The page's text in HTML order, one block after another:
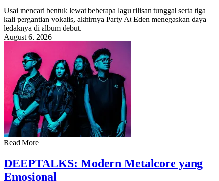
Usai mencari bentuk lewat beberapa lagu rilisan tunggal serta tiga
kali pergantian vokalis, akhirnya Party At Eden menegaskan daya
ledaknya di album debut.
August 6, 2026
Read More
DEEPTALKS: Modern Metalcore yang
Emosional